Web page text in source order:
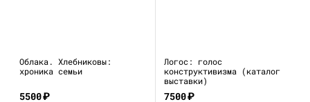
Облака. Хлебниковы:
хроника семьи
5500₽
Логос: голос
конструктивизма (каталог
выставки)
7500₽